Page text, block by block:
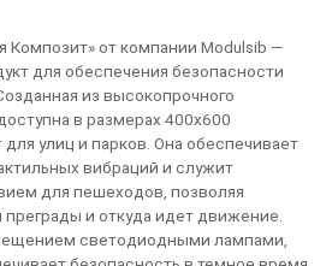
Композит» от компании Modulsib —
для обеспечения безопасности
из высокопрочного
в размерах 400x600
улиц и парков. Она обеспечивает
вибраций и служит
для пешеходов, позволяя
преграды и откуда идет движение.
светодиодными лампами,